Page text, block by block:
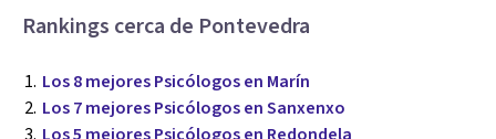
Rankings cerca de Pontevedra
Los 8 mejores Psicólogos en Marín
Los 7 mejores Psicólogos en Sanxenxo